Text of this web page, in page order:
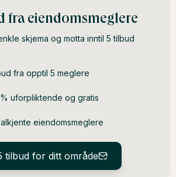
fra eiendomsmeglere
skjema og motta inntil 5 tilbud
fra opptil 5 meglere
uforpliktende og gratis
eiendomsmeglere
tilbud for ditt område